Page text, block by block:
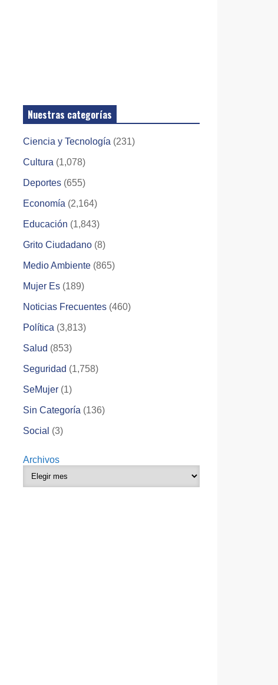
Nuestras categorías
Ciencia y Tecnología (231)
Cultura (1,078)
Deportes (655)
Economía (2,164)
Educación (1,843)
Grito Ciudadano (8)
Medio Ambiente (865)
Mujer Es (189)
Noticias Frecuentes (460)
Política (3,813)
Salud (853)
Seguridad (1,758)
SeMujer (1)
Sin Categoría (136)
Social (3)
Archivos